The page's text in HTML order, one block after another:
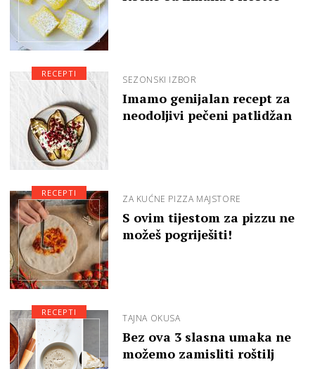
SEZONSKI IZBOR
Imamo genijalan recept za
neodoljivi pečeni patlidžan
RECEPTI
ZA KUĆNE PIZZA MAJSTORE
S ovim tijestom za pizzu ne
možeš pogriješiti!
RECEPTI
TAJNA OKUSA
Bez ova 3 slasna umaka ne
možemo zamisliti roštilj
RECEPTI